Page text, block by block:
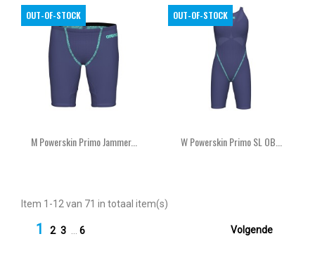
M Powerskin Primo Jammer...
OUT-OF-STOCK
W Powerskin Primo SL OB...
OUT-OF-STOCK
Item 1-12 van 71 in totaal item(s)
1 2 3 … 6 Volgende